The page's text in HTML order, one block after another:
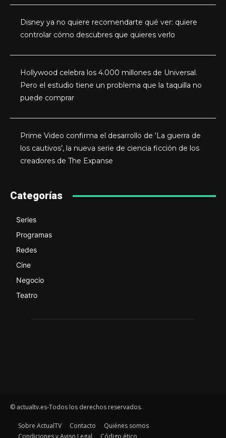
Disney ya no quiere recomendarte qué ver: quiere
controlar cómo descubres que quieres verlo
Hollywood celebra los 4.000 millones de Universal.
Pero el estudio tiene un problema que la taquilla no
puede comprar
Prime Video confirma el desarrollo de ‘La guerra de
los cautivos’, la nueva serie de ciencia ficción de los
creadores de The Expanse
Categorías
Series
Programas
Redes
Cine
Negocio
Teatro
© actualtv.es-Todos los derechos reservados.
Sobre ActualTV Contacto
Quiénes somos